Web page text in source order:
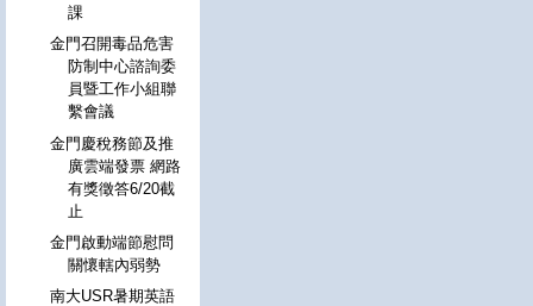
課
金門召開毒品危害
防制中心諮詢委
員暨工作小組聯
繫會議
金門慶稅務節及推
廣雲端發票 網路
有獎徵答6/20截
止
金門啟動端節慰問
關懷轄內弱勢
南大USR暑期英語